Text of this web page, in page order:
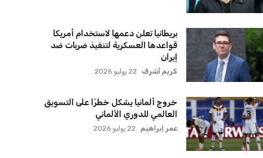
بريطانيا تعلن دعمها لاستخدام أمريكا
قواعدها العسكرية لتنفيذ ضربات ضد
إيران
كريم أشرف 22 يوليو 2026
خروج ألمانيا يشكل خطرًا على التسويق
العالمي للدوري الألماني
عمر إبراهيم 22 يوليو 2026